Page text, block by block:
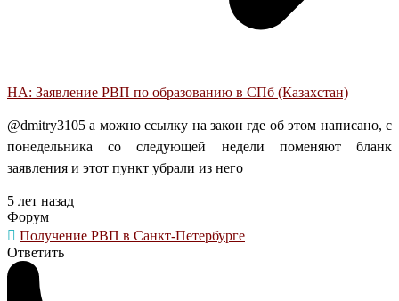
НА: Заявление РВП по образованию в СПб (Казахстан)
@dmitry3105 а можно ссылку на закон где об этом написано, с
понедельника со следующей недели поменяют бланк
заявления и этот пункт убрали из него
5 лет назад
Форум
Получение РВП в Санкт-Петербурге
Ответить